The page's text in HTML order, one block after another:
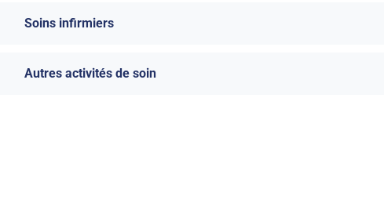
Soins infirmiers
Autres activités de soin